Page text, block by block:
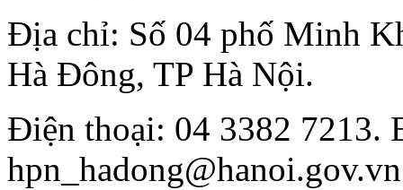
Địa chỉ: Số 04 phố Minh
Hà Đông, TP Hà Nội.
Điện thoại: 04 3382 7213.